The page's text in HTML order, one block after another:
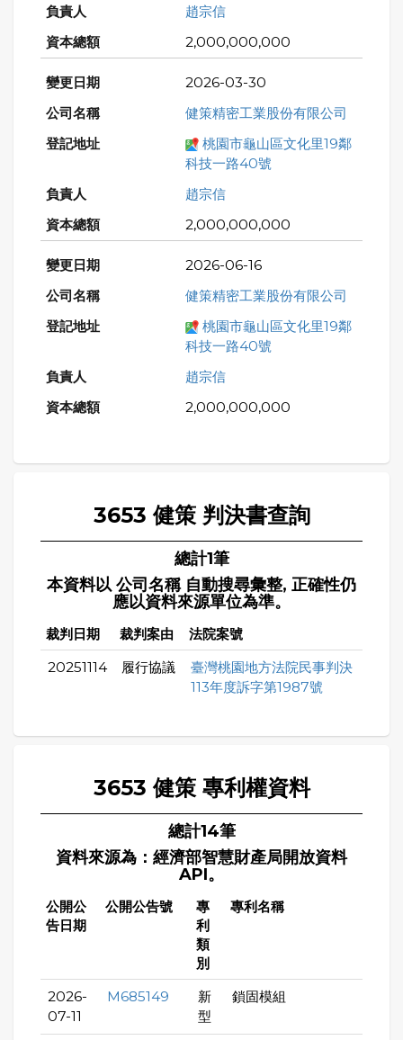
趙宗信
2,000,000,000
2026-03-30
健策精密工業股份有限公司
桃園市龜山區文化里19鄰
科技一路40號
趙宗信
2,000,000,000
2026-06-16
健策精密工業股份有限公司
桃園市龜山區文化里19鄰
科技一路40號
趙宗信
2,000,000,000
3653 健策 判決書查詢
總計1筆
本資料以 公司名稱 自動搜尋彙整, 正確性仍
應以資料來源單位為準。
裁判日期 裁判案由 法院案號
20251114 履行協議
臺灣桃園地方法院民事判決
113年度訴字第1987號
3653 健策 專利權資料
總計14筆
資料來源為：經濟部智慧財產局開放資料
API。
公開公
告日期
公開公告號
專
利
類
別
專利名稱
2026-
07-11
M685149
新
型
鎖固模組